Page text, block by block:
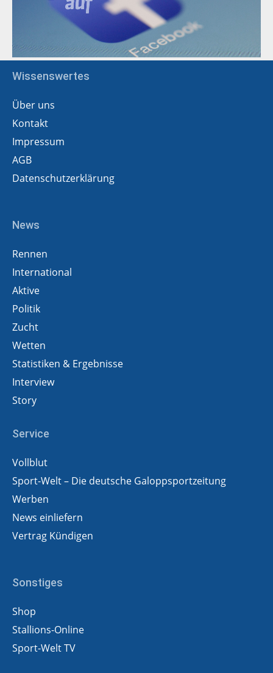
Wissenswertes
Über uns
Kontakt
Impressum
AGB
Datenschutzerklärung
News
Rennen
International
Aktive
Politik
Zucht
Wetten
Statistiken & Ergebnisse
Interview
Story
Service
Vollblut
Sport-Welt – Die deutsche Galoppsportzeitung
Werben
News einliefern
Vertrag Kündigen
Sonstiges
Shop
Stallions-Online
Sport-Welt TV